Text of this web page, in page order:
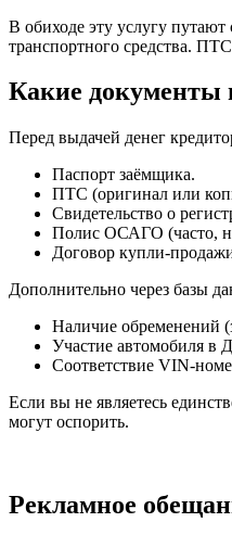
В обиходе эту услугу
транспортного средства.
Какие документы
Перед выдачей денег
Паспорт заёмщика.
ПТС (оригинал или
Свидетельство о
Полис ОСАГО (часто,
Договор купли-
Дополнительно через базы
Наличие обременений
Участие автомобиля в
Соответствие VIN-
Если вы не являетесь
могут оспорить.
Рекламное